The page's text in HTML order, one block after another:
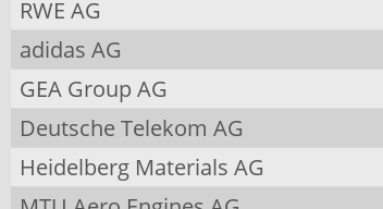
RWE AG
adidas AG
GEA Group AG
Deutsche Telekom AG
Heidelberg Materials AG